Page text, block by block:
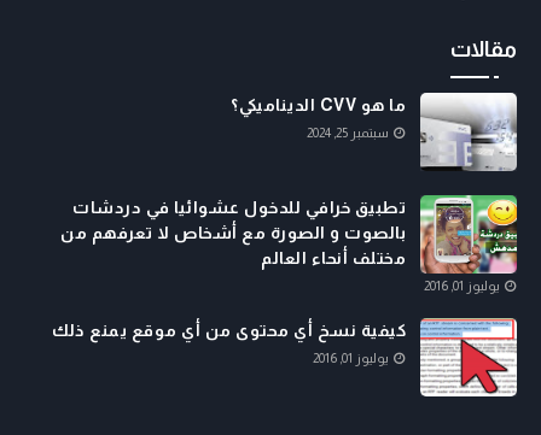
مقالات
ما هو CVV الديناميكي؟
سبتمبر 25, 2024
تطبيق خرافي للدخول عشوائيا في دردشات
بالصوت و الصورة مع أشخاص لا تعرفهم من
مختلف أنحاء العالم
يوليوز 01, 2016
كيفية نسخ أي محتوى من أي موقع يمنع ذلك
يوليوز 01, 2016